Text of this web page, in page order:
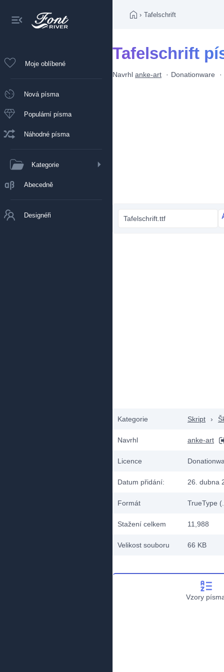
Moje oblíbené
Nová písma
Populární písma
Náhodné písma
Kategorie
Abecedně
Designéři
› Tafelschrift
Tafelschrift
Navrhl anke-art Donationware
Tafelschrift.ttf
Kategorie Skript ›
Navrhl anke-art
Licence
Datum přidání: 26. dubna
Formát TrueType
Stažení celkem 11,988
Velikost souboru 66 KB
Vzory